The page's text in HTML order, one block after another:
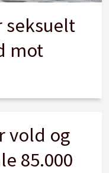
mot
vold og
85.000